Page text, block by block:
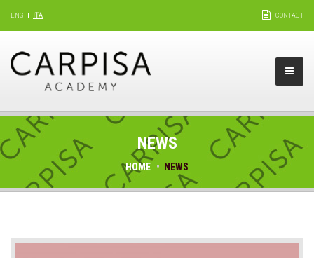
ENG ITA CONTACT
NEWS
HOME NEWS